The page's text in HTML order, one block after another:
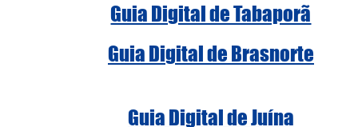
Guia Digital de Tabaporã
Guia Digital de Brasnorte
Guia Digital de Juína